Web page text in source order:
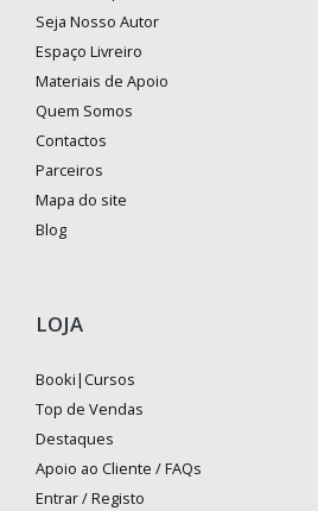
Seja Nosso Autor
Espaço Livreiro
Materiais de Apoio
Quem Somos
Contactos
Parceiros
Mapa do site
Blog
LOJA
Booki|Cursos
Top de Vendas
Destaques
Apoio ao Cliente / FAQs
Entrar / Registo